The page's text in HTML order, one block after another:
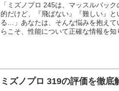
「ミズノプロ 245は、マッスルバッ
的だけど、『飛ばない』『難しい』
る…」あなたは、そんな悩みを抱えて
らこそ、性能について正確な情報を知
ミズノプロ 319の評価を徹底